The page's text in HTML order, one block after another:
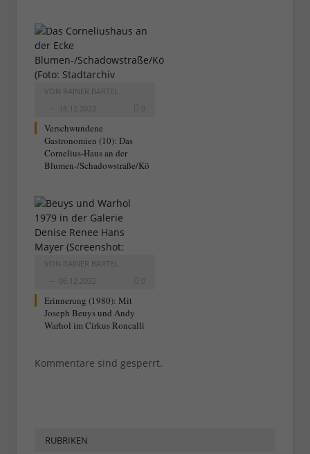
VON RAINER BARTEL
18.12.2022
0
Verschwundene
Gastronomien (10): Das
Cornelius-Haus an der
Blumen-/Schadowstraße/Kö
VON RAINER BARTEL
06.12.2022
0
Erinnerung (1980): Mit
Joseph Beuys und Andy
Warhol im Cirkus Roncalli
Kommentare sind gesperrt.
RUBRIKEN